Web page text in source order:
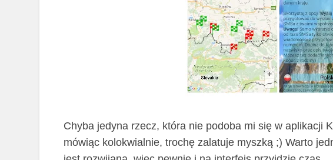
Chyba jedyna rzecz, która nie podoba mi się w aplikacji
mówiąc kolokwialnie, trochę zalatuje myszką ;) Warto